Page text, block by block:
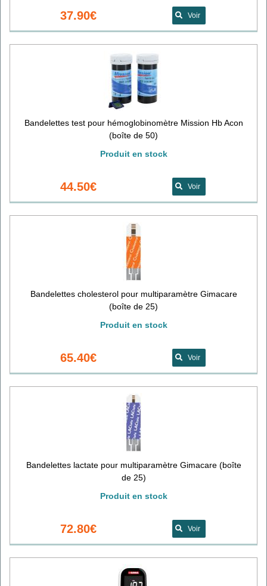
37.90€ Voir
Bandelettes test pour hémoglobinomètre Mission Hb Acon
(boîte de 50)
Produit en stock
44.50€ Voir
Bandelettes cholesterol pour multiparamètre Gimacare
(boîte de 25)
Produit en stock
65.40€ Voir
Bandelettes lactate pour multiparamètre Gimacare (boîte
de 25)
Produit en stock
72.80€ Voir